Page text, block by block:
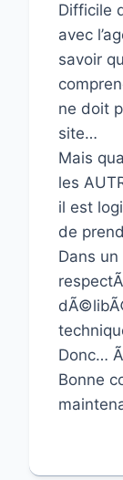
Difficile
avec
savoir
ne doit
site…
Mais
les
il est
de
Dans un
Donc…
Bonne